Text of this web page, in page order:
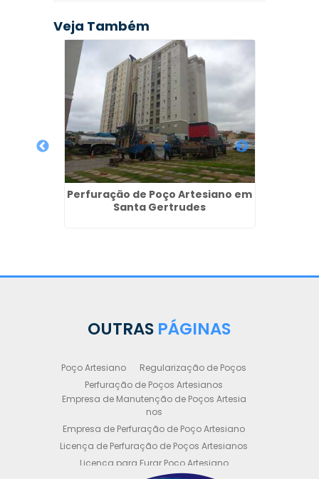
Veja Também
Perfuração de Poço Artesiano em
Santa Gertrudes
OUTRAS PÁGINAS
Poço Artesiano
Regularização de Poços
Perfuração de Poços Artesianos
Empresa de Manutenção de Poços Artesia
nos
Empresa de Perfuração de Poço Artesiano
Licença de Perfuração de Poços Artesianos
Licença para Furar Poço Artesiano